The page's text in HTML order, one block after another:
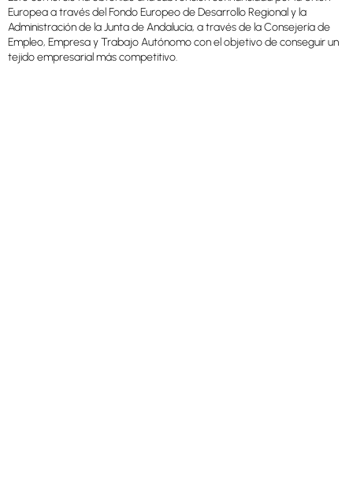
Europea a través del Fondo Europeo de Desarrollo Regional y la
Administración de la Junta de Andalucía, a través de la Consejería de
Empleo, Empresa y Trabajo Autónomo con el objetivo de conseguir un
tejido empresarial más competitivo.